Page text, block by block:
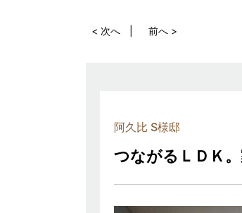
< 次へ 前へ >
阿久比 S様邸
つながるＬＤＫ